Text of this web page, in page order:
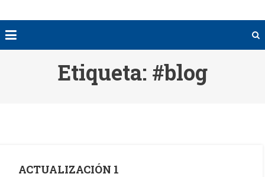
Etiqueta: #blog
ACTUALIZACIÓN 1